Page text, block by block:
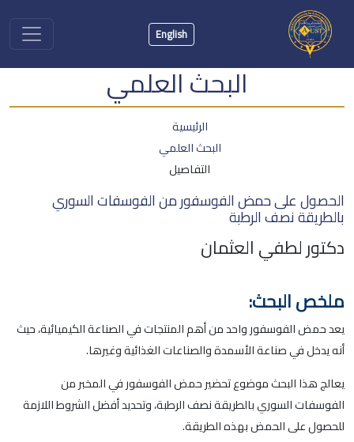
English
البحث العلمي
الرئيسية
البحث العلمي
التفاصيل
الحصول على حمض الفوسفور من الفوسفات السوري
بالطريقة نصف الرطبة
دكتور لطفي العثمان
ملخص البحث:
يعد حمض الفوسفور واحد من أهم المنتجات في الصناعة الكيميائية، حيث
أنه يدخل في صناعة الأسمدة والصناعات الغذائية وغيرها.
يعالج هذا البحث موضوع تحضير حمض الفوسفور في المخبر من
الفوسفات السوري بالطريقة نصف الرطبة، وتحديد أفضل الشروط اللازمة
للحصول على الحمض بهذه الطريقة.